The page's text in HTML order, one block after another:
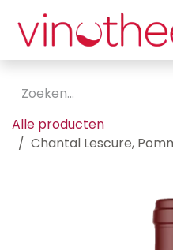
Overslaan naar inhoud
Alle producten
Chantal Lescure,